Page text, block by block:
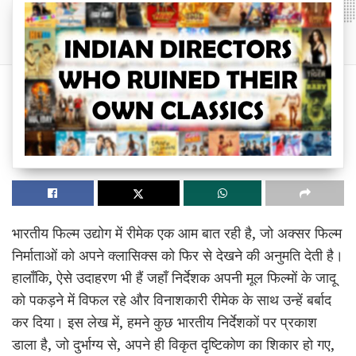
भारतीय फिल्म उद्योग में रीमेक एक आम बात रही है, जो अक्सर फिल्म
निर्माताओं को अपने क्लासिक्स को फिर से देखने की अनुमति देती है।
हालाँकि, ऐसे उदाहरण भी हैं जहाँ निर्देशक अपनी मूल फिल्मों के जादू
को पकड़ने में विफल रहे और विनाशकारी रीमेक के साथ उन्हें बर्बाद
कर दिया। इस लेख में, हमने कुछ भारतीय निर्देशकों पर प्रकाश
डाला है, जो दुर्भाग्य से, अपने ही विकृत दृष्टिकोण का शिकार हो गए,